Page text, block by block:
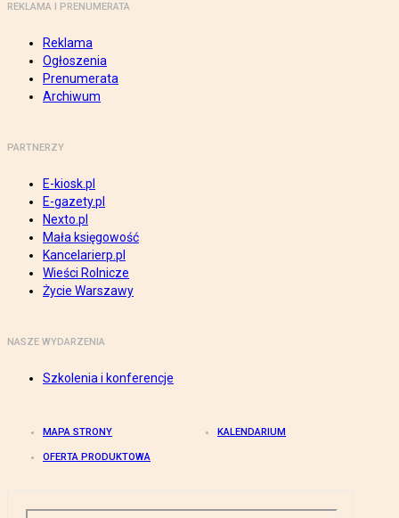
REKLAMA I PRENUMERATA
Reklama
Ogłoszenia
Prenumerata
Archiwum
PARTNERZY
E-kiosk.pl
E-gazety.pl
Nexto.pl
Mała księgowość
Kancelarierp.pl
Wieści Rolnicze
Życie Warszawy
NASZE WYDARZENIA
Szkolenia i konferencje
MAPA STRONY KALENDARIUM
OFERTA PRODUKTOWA